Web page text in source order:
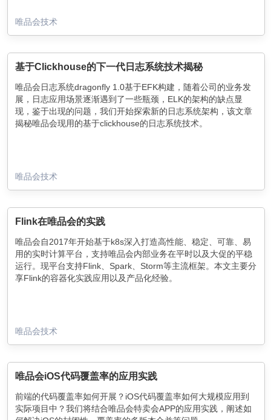
唯品会技术
基于Clickhouse的下一代日志系统技术揭秘
唯品会日志系统dragonfly 1.0基于EFK构建，随着公司的业务发
展，日志应用场景逐渐遇到了一些瓶颈，ELK的架构的缺点显
现，鉴于出现的问题，我们开始探索新的日志系统架构，该文章
揭秘唯品会现用的基于clickhouse的日志系统技术。
唯品会技术
Flink在唯品会的实践
唯品会自2017年开始基于k8s深入打造高性能、稳定、可靠、易
用的实时计算平台，支持唯品会内部业务在平时以及大促的平稳
运行。现平台支持Flink、Spark、Storm等主流框架。本文主要分
享Flink的容器化实践应用以及产品化经验。
唯品会技术
唯品会iOS代码覆盖率的应用实践
前端的代码覆盖率如何开展？iOS代码覆盖率如何大规模应用到
实际项目中？我们将结合唯品会特卖会APP的应用实践，阐述如